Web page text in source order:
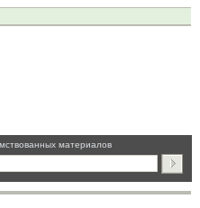
материалов